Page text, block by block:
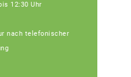
12:30 Uhr
nach telefonischer